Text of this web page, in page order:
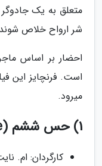
متعلق به یک
شر ارواح خلاص
احضار بر اساس
است. فرنچایز این
میرود.
1) حس ششم (The Sixth Sense)
کارگردان: ام.